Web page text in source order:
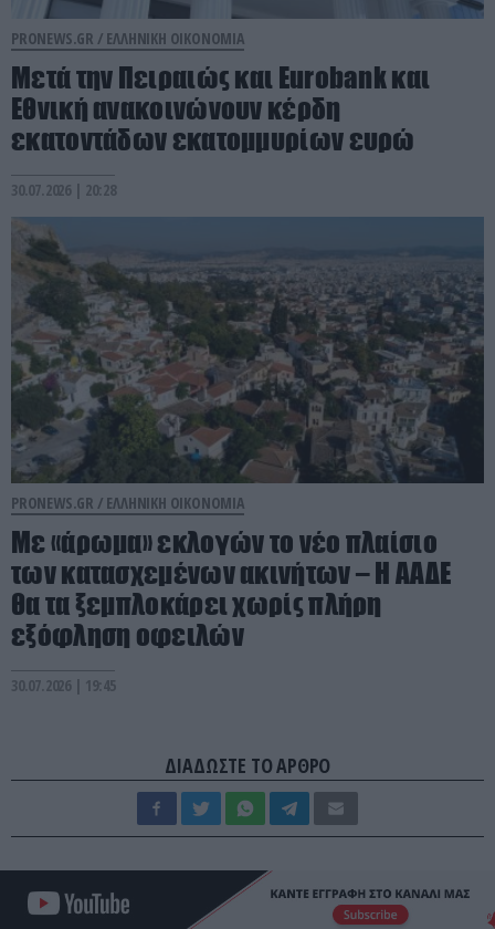
PRONEWS.GR / ΕΛΛΗΝΙΚΗ ΟΙΚΟΝΟΜΙΑ
Μετά την Πειραιώς και Eurobank και
Εθνική ανακοινώνουν κέρδη
εκατοντάδων εκατομμυρίων ευρώ
30.07.2026 | 20:28
PRONEWS.GR / ΕΛΛΗΝΙΚΗ ΟΙΚΟΝΟΜΙΑ
Με «άρωμα» εκλογών το νέο πλαίσιο
των κατασχεμένων ακινήτων – Η ΑΑΔΕ
θα τα ξεμπλοκάρει χωρίς πλήρη
εξόφληση οφειλών
30.07.2026 | 19:45
ΔΙΑΔΩΣΤΕ ΤΟ ΑΡΘΡΟ